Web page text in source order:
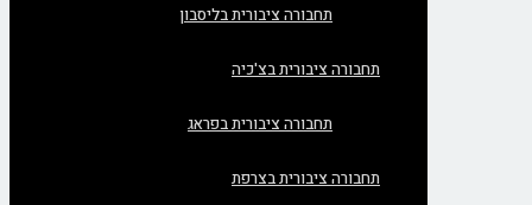
תחבורה ציבורית בליסבון
תחבורה ציבורית בצ'כיה
תחבורה ציבורית בפראג
תחבורה ציבורית בצרפת